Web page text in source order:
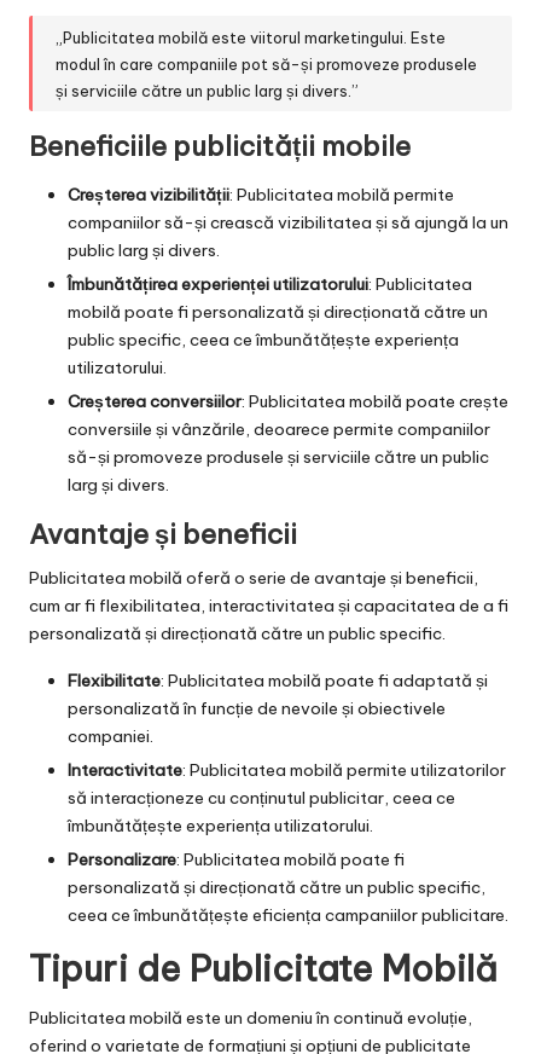
„Publicitatea mobilă este viitorul marketingului. Este
modul în care companiile pot să-și promoveze produsele
și serviciile către un public larg și divers.”
Beneficiile publicității mobile
Creșterea vizibilității: Publicitatea mobilă permite
companiilor să-și crească vizibilitatea și să ajungă la un
public larg și divers.
Îmbunătățirea experienței utilizatorului: Publicitatea
mobilă poate fi personalizată și direcționată către un
public specific, ceea ce îmbunătățește experiența
utilizatorului.
Creșterea conversiilor: Publicitatea mobilă poate crește
conversiile și vânzările, deoarece permite companiilor
să-și promoveze produsele și serviciile către un public
larg și divers.
Avantaje și beneficii
Publicitatea mobilă oferă o serie de avantaje și beneficii,
cum ar fi flexibilitatea, interactivitatea și capacitatea de a fi
personalizată și direcționată către un public specific.
Flexibilitate: Publicitatea mobilă poate fi adaptată și
personalizată în funcție de nevoile și obiectivele
companiei.
Interactivitate: Publicitatea mobilă permite utilizatorilor
să interacționeze cu conținutul publicitar, ceea ce
îmbunătățește experiența utilizatorului.
Personalizare: Publicitatea mobilă poate fi
personalizată și direcționată către un public specific,
ceea ce îmbunătățește eficiența campaniilor publicitare.
Tipuri de Publicitate Mobilă
Publicitatea mobilă este un domeniu în continuă evoluție,
oferind o varietate de formațiuni și opțiuni de publicitate